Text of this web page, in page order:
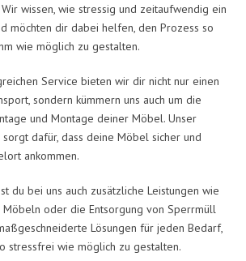
wissen, wie stressig und zeitaufwendig ein
möchten dir dabei helfen, den Prozess so
wie möglich zu gestalten.
Service bieten wir dir nicht nur einen
sondern kümmern uns auch um die
und Montage deiner Möbel. Unser
dafür, dass deine Möbel sicher und
ankommen.
du bei uns auch zusätzliche Leistungen wie
oder die Entsorgung von Sperrmüll
Lösungen für jeden Bedarf,
stressfrei wie möglich zu gestalten.